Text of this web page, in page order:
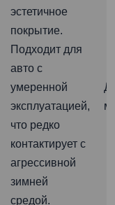
эстетичное
покрытие.
Подходит для
авто с
умеренной
эксплуатацией,
что редко
контактирует с
агрессивной
зимней
средой.